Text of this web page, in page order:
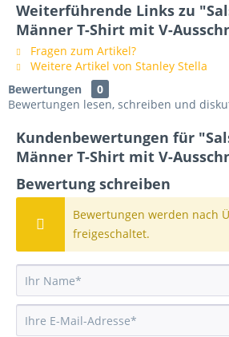
Weiterführende Links zu
Männer T-Shirt mit V-
Fragen zum Artikel?
Weitere Artikel von Stanley Stella
Bewertungen
0
Bewertungen lesen, schreiben und
Kundenbewertungen für
Männer T-Shirt mit V-
Bewertung schreiben
Bewertungen werden nach
freigeschaltet.